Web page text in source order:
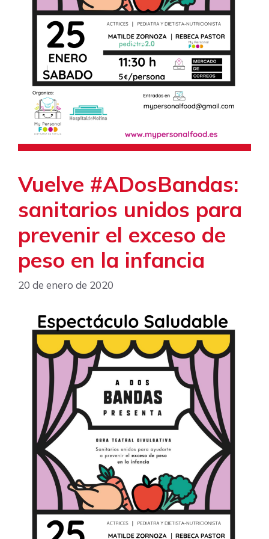
Vuelve #ADosBandas:
sanitarios unidos para
prevenir el exceso de
peso en la infancia
20 de enero de 2020